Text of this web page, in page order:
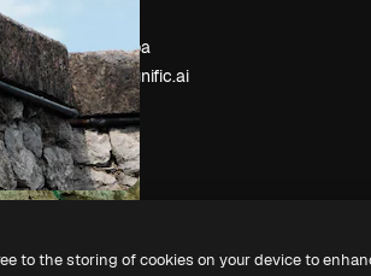
Sala stampa
Cerchi magnific.ai
to the storing of cookies on your device to